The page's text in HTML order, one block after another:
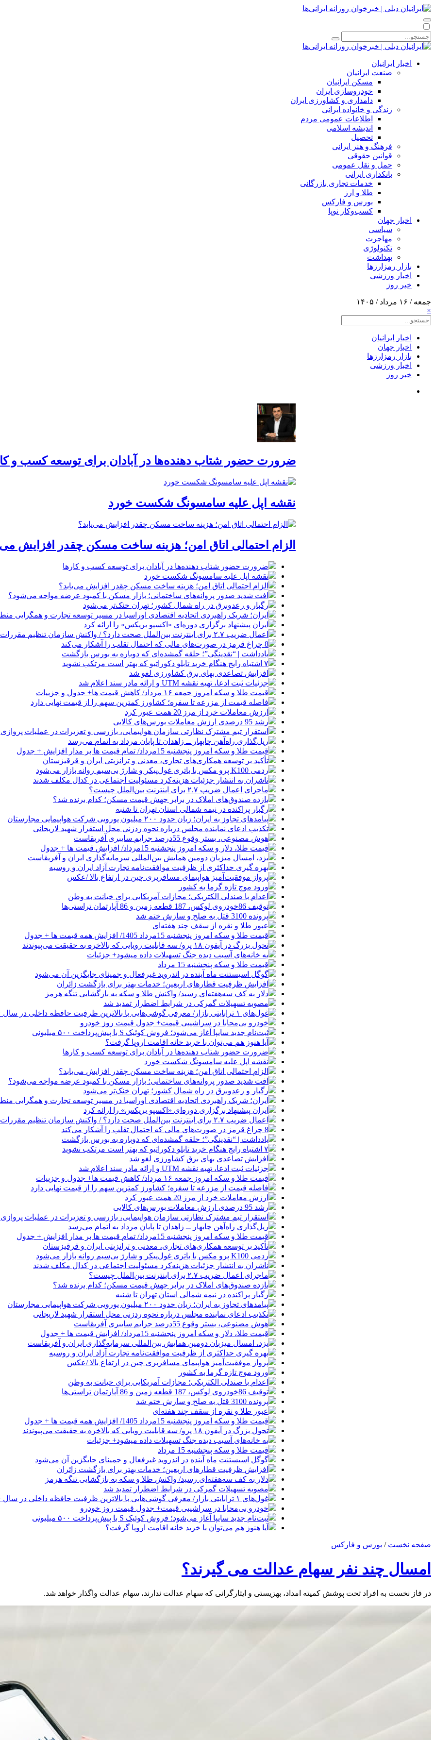
اخبار ایرانیان
صنعت ایرانیان
مسکن ایرانیان
خودروسازی ایران
دامداری و کشاورزی ایران
زندگی و خانواده ایرانی
اطلاعات عمومی مردم
اندیشه اسلامی
تحصیل
فرهنگ و هنر ایرانی
قوانین حقوقی
حمل و نقل عمومی
بانکداری ایرانی
خدمات تجاری بازرگانی
طلا و ارز
بورس و فارکس
کسب‌وکار نوپا
اخبار جهان
سیاسی
مهاجرت
تکنولوژی
بهداشت
بازار رمزارزها
اخبار ورزشی
خبر روز
جمعه / ۱۶ مرداد / ۱۴۰۵
×
اخبار ایرانیان
اخبار جهان
بازار رمزارزها
اخبار ورزشی
خبر روز
ضرورت حضور شتاب ‌دهنده‌ها در آبادان برای توسعه کسب‌ و
نقشه اپل علیه سامسونگ شکست خورد
الزام احتمالی اتاق امن؛ هزینه ساخت مسکن چقدر افزایش
ضرورت حضور شتاب ‌دهنده‌ها در آبادان برای توسعه کسب‌ و کارها
نقشه اپل علیه سامسونگ شکست خورد
الزام احتمالی اتاق امن؛ هزینه ساخت مسکن چقدر افزایش می‌یابد؟
افت شدید صدور پروانه‌های ساختمانی؛ بازار مسکن با کمبود عرضه مواجه می‌شود؟
رگبار و رعدوبرق در راه شمال کشور؛ تهران خنک‌تر می‌شود
ایران؛ شریک راهبردی اتحادیه اقتصادی اوراسیا در مسیر توسعه تجارت و همگرایی
ایران پیشنهاد برگزاری دوره‌ای «اکسپو بریکس» را ارائه کرد
اعمال ضریب ۲.۷ برای اینترنت بین‌الملل صحت دارد؟ / واکنش سازمان تنظیم مقررات
8 چراغ قرمز در صورت‌های مالی که احتمال تقلب را آشکار می‌کند
یادداشت | “نقدینگی”؛ حلقه گمشده‌ای که دوباره به بورس بازگشت
۷ اشتباه رایج هنگام خرید تابلو دکوراتیو که بهتر است مرتکب نشوید
افزایش تصاعدی بهای برق کشاورزی لغو شد
جزئیات ثبت ادعا، تهیه نقشه UTM و ارائه مادر سند اعلام شد
قیمت طلا و سکه امروز جمعه ۱۶ مرداد/ کاهش قیمت ها+ جدول و جزییات
فاصله قیمت از مزرعه تا سفره؛ کشاورز کمترین سهم را از قیمت نهایی دارد
ارزش معاملات خرد از مرز 20 همت عبور کرد
رشد 95 درصدی ارزش معاملات بورس‌های کالایی
استقرار تیم مشترک نظارتی سازمان هواپیمایی، بازرسی و تعزیرات در عملیات پروازی
ریل‌گذاری راه‌آهن چابهار ــ زاهدان تا پایان مرداد به اتمام می‌رسد
قیمت طلا و سکه امروز پنجشنبه 15مرداد/ تمام قیمت ها بر مدار افزایش + جدول
تأکید بر توسعه همکاری‌های تجاری، معدنی و ترانزیتی ایران و قرقیزستان
ردمی K100 پرو مکس با باتری غول‌پیکر و شارژ بی‌سیم روانه بازار می‌شود
ناشران به انتشار جزئیات هزینه‌کرد مسئولیت اجتماعی در کدال مکلف شدند
ماجرای اعمال ضریب ۲.۷ برای اینترنت بین‌الملل چیست؟
بازده صندوق‌های املاک در برابر جهش قیمت مسکن؛ کدام برنده شد؟
رگبار پراکنده در نیمه شمالی استان تهران تا شنبه
پیامدهای تجاوز به ایران؛ زیان حدود ۲۰۰ میلیون یورویی شرکت هواپیمایی مجارستان
تکذیب ادعای نماینده مجلس درباره نحوه ردزنی محل استقرار شهید لاریجانی
هوش مصنوعی، بستر وقوع 55درصد جرایم سایبری آفریقاست
قیمت طلا، دلار و سکه امروز پنجشنبه 15مرداد/ افزایش قیمت ها + جدول
یزد، امسال میزبان دومین همایش بین‌المللی سرمایه‌گذاری ایران و آفریقاست
بهره گیری حداکثری از ظرفیت موافقت‌نامه تجارت آزاد ایران و روسیه
پرواز موفقیت‌آمیز هواپیمای مسافربری چین در ارتفاع بالا /عکس
ورود موج تازه گرما به کشور
اعدام با صندلی الکتریکی؛ مجازات آمریکایی برای خیانت به وطن
توقیف 86خودروی لوکس، 187 قطعه زمین و 86 آپارتمان تراستی‌ها
پرونده 3100 قتل به صلح و سازش ختم شد
عبور طلا و نقره از سقف چند هفته‌ای
قیمت طلا و سکه امروز پنجشنبه 15مرداد 1405/ افزایش همه قیمت ها + جدول
تحول بزرگ در آیفون ۱۸ پرو/ سه قابلیت رویایی که بالاخره به حقیقت می‌پیوندند
به خانه‌های آسیب دیده جنگ تسهیلات داده میشود+ جزئیات
قیمت طلا و سکه پنجشنبه 15 مرداد
گوگل اسیستنت ماه آینده در اندروید غیرفعال و جمینای جایگزین آن می‌شود
افزایش ظرفیت قطارهای اربعین؛ خدمات بهتر برای بازگشت زائران
دلار به کف سه‌هفته‌ای رسید/ واکنش طلا و سکه به بازگشایی تنگه هرمز
مصوبه تسهیلات گمرکی در شرایط اضطرار تمدید شد
غول‌های ۱ ترابایتی بازار/ معرفی گوشی‌هایی با بالاترین ظرفیت حافظه داخلی در سال ۲۰۲۶
خودرو بی‌محابا در سراشیبی قیمت+ جدول قیمت روز خودرو
ثبت‌نام جدید سایپا آغاز می‌شود؛ فروش کوئیک S با پیش‌پرداخت ۵۰۰ میلیونی
آیا هنوز هم می‌توان با خرید خانه اقامت اروپا گرفت؟
ضرورت حضور شتاب ‌دهنده‌ها در آبادان برای توسعه کسب‌ و کارها
نقشه اپل علیه سامسونگ شکست خورد
الزام احتمالی اتاق امن؛ هزینه ساخت مسکن چقدر افزایش می‌یابد؟
افت شدید صدور پروانه‌های ساختمانی؛ بازار مسکن با کمبود عرضه مواجه می‌شود؟
رگبار و رعدوبرق در راه شمال کشور؛ تهران خنک‌تر می‌شود
ایران؛ شریک راهبردی اتحادیه اقتصادی اوراسیا در مسیر توسعه تجارت و همگرایی
ایران پیشنهاد برگزاری دوره‌ای «اکسپو بریکس» را ارائه کرد
اعمال ضریب ۲.۷ برای اینترنت بین‌الملل صحت دارد؟ / واکنش سازمان تنظیم مقررات
8 چراغ قرمز در صورت‌های مالی که احتمال تقلب را آشکار می‌کند
یادداشت | “نقدینگی”؛ حلقه گمشده‌ای که دوباره به بورس بازگشت
۷ اشتباه رایج هنگام خرید تابلو دکوراتیو که بهتر است مرتکب نشوید
افزایش تصاعدی بهای برق کشاورزی لغو شد
جزئیات ثبت ادعا، تهیه نقشه UTM و ارائه مادر سند اعلام شد
قیمت طلا و سکه امروز جمعه ۱۶ مرداد/ کاهش قیمت ها+ جدول و جزییات
فاصله قیمت از مزرعه تا سفره؛ کشاورز کمترین سهم را از قیمت نهایی دارد
ارزش معاملات خرد از مرز 20 همت عبور کرد
رشد 95 درصدی ارزش معاملات بورس‌های کالایی
استقرار تیم مشترک نظارتی سازمان هواپیمایی، بازرسی و تعزیرات در عملیات پروازی
ریل‌گذاری راه‌آهن چابهار ــ زاهدان تا پایان مرداد به اتمام می‌رسد
قیمت طلا و سکه امروز پنجشنبه 15مرداد/ تمام قیمت ها بر مدار افزایش + جدول
تأکید بر توسعه همکاری‌های تجاری، معدنی و ترانزیتی ایران و قرقیزستان
ردمی K100 پرو مکس با باتری غول‌پیکر و شارژ بی‌سیم روانه بازار می‌شود
ناشران به انتشار جزئیات هزینه‌کرد مسئولیت اجتماعی در کدال مکلف شدند
ماجرای اعمال ضریب ۲.۷ برای اینترنت بین‌الملل چیست؟
بازده صندوق‌های املاک در برابر جهش قیمت مسکن؛ کدام برنده شد؟
رگبار پراکنده در نیمه شمالی استان تهران تا شنبه
پیامدهای تجاوز به ایران؛ زیان حدود ۲۰۰ میلیون یورویی شرکت هواپیمایی مجارستان
تکذیب ادعای نماینده مجلس درباره نحوه ردزنی محل استقرار شهید لاریجانی
هوش مصنوعی، بستر وقوع 55درصد جرایم سایبری آفریقاست
قیمت طلا، دلار و سکه امروز پنجشنبه 15مرداد/ افزایش قیمت ها + جدول
یزد، امسال میزبان دومین همایش بین‌المللی سرمایه‌گذاری ایران و آفریقاست
بهره گیری حداکثری از ظرفیت موافقت‌نامه تجارت آزاد ایران و روسیه
پرواز موفقیت‌آمیز هواپیمای مسافربری چین در ارتفاع بالا /عکس
ورود موج تازه گرما به کشور
اعدام با صندلی الکتریکی؛ مجازات آمریکایی برای خیانت به وطن
توقیف 86خودروی لوکس، 187 قطعه زمین و 86 آپارتمان تراستی‌ها
پرونده 3100 قتل به صلح و سازش ختم شد
عبور طلا و نقره از سقف چند هفته‌ای
قیمت طلا و سکه امروز پنجشنبه 15مرداد 1405/ افزایش همه قیمت ها + جدول
تحول بزرگ در آیفون ۱۸ پرو/ سه قابلیت رویایی که بالاخره به حقیقت می‌پیوندند
به خانه‌های آسیب دیده جنگ تسهیلات داده میشود+ جزئیات
قیمت طلا و سکه پنجشنبه 15 مرداد
گوگل اسیستنت ماه آینده در اندروید غیرفعال و جمینای جایگزین آن می‌شود
افزایش ظرفیت قطارهای اربعین؛ خدمات بهتر برای بازگشت زائران
دلار به کف سه‌هفته‌ای رسید/ واکنش طلا و سکه به بازگشایی تنگه هرمز
مصوبه تسهیلات گمرکی در شرایط اضطرار تمدید شد
غول‌های ۱ ترابایتی بازار/ معرفی گوشی‌هایی با بالاترین ظرفیت حافظه داخلی در سال ۲۰۲۶
خودرو بی‌محابا در سراشیبی قیمت+ جدول قیمت روز خودرو
ثبت‌نام جدید سایپا آغاز می‌شود؛ فروش کوئیک S با پیش‌پرداخت ۵۰۰ میلیونی
آیا هنوز هم می‌توان با خرید خانه اقامت اروپا گرفت؟
صفحه نخست / بورس و فارکس
امسال چند نفر سهام عدالت می گیرند؟
در فاز نخست به افراد تحت پوشش کمیته امداد، بهزیستی و ایثارگرانی که سهام عدالت ندارند، سهام عدالت واگذار خواهد شد.